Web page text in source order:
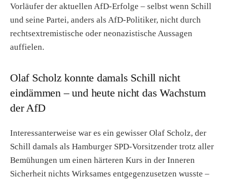
Vorläufer der aktuellen AfD-Erfolge – selbst wenn Schill
und seine Partei, anders als AfD-Politiker, nicht durch
rechtsextremistische oder neonazistische Aussagen
auffielen.
Olaf Scholz konnte damals Schill nicht
eindämmen – und heute nicht das Wachstum
der AfD
Interessanterweise war es ein gewisser Olaf Scholz, der
Schill damals als Hamburger SPD-Vorsitzender trotz aller
Bemühungen um einen härteren Kurs in der Inneren
Sicherheit nichts Wirksames entgegenzusetzen wusste –